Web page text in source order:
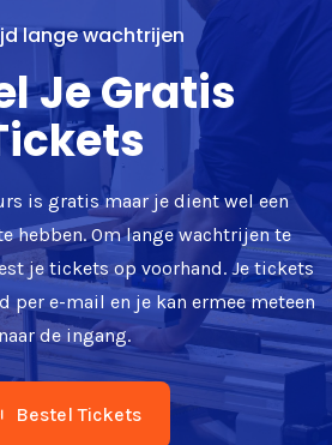
lange wachtrijen
Je Gratis
is gratis maar je dient wel een
hebben. Om lange wachtrijen te
je tickets op voorhand. Je tickets
per e-mail en je kan ermee meteen
de ingang.
Bestel Tickets